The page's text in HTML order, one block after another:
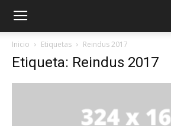
Inicio Etiquetas Reindus 2017
Etiqueta: Reindus 2017